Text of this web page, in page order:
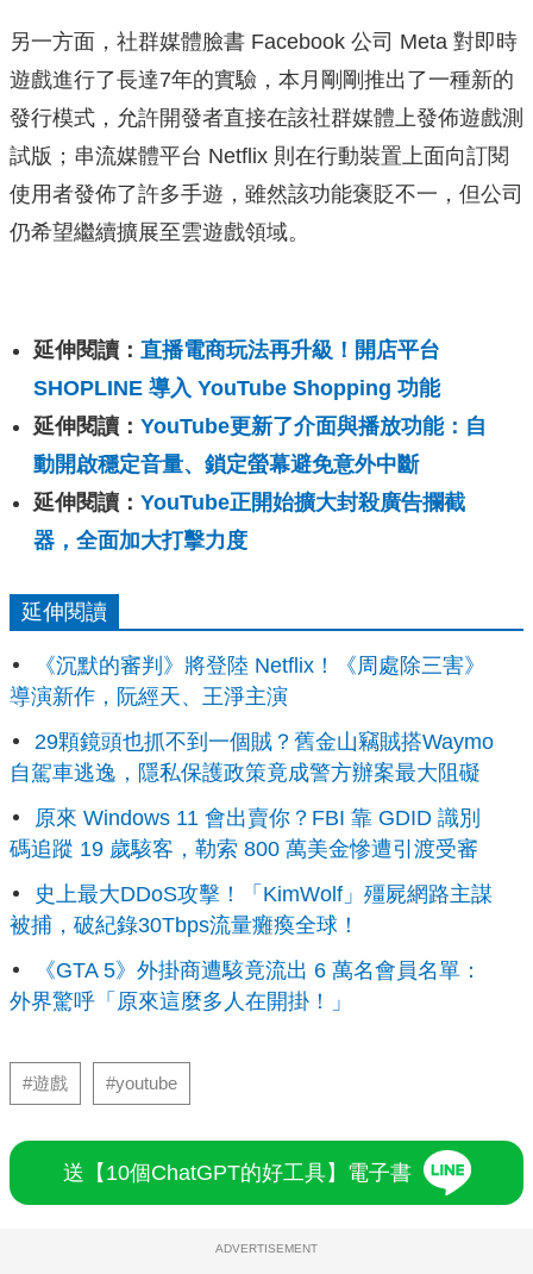
另一方面，社群媒體臉書 Facebook 公司 Meta 對即時
遊戲進行了長達7年的實驗，本月剛剛推出了一種新的
發行模式，允許開發者直接在該社群媒體上發佈遊戲測
試版；串流媒體平台 Netflix 則在行動裝置上面向訂閱
使用者發佈了許多手遊，雖然該功能褒貶不一，但公司
仍希望繼續擴展至雲遊戲領域。
延伸閱讀： 直播電商玩法再升級！開店平台
SHOPLINE 導入 YouTube Shopping 功能
延伸閱讀： YouTube更新了介面與播放功能：自
動開啟穩定音量、鎖定螢幕避免意外中斷
延伸閱讀： YouTube正開始擴大封殺廣告攔截
器，全面加大打擊力度
延伸閱讀
《沉默的審判》將登陸 Netflix！《周處除三害》
導演新作，阮經天、王淨主演
29顆鏡頭也抓不到一個賊？舊金山竊賊搭Waymo
自駕車逃逸，隱私保護政策竟成警方辦案最大阻礙
原來 Windows 11 會出賣你？FBI 靠 GDID 識別
碼追蹤 19 歲駭客，勒索 800 萬美金慘遭引渡受審
史上最大DDoS攻擊！「KimWolf」殭屍網路主謀
被捕，破紀錄30Tbps流量癱瘓全球！
《GTA 5》外掛商遭駭竟流出 6 萬名會員名單：
外界驚呼「原來這麼多人在開掛！」
#遊戲 #youtube
送【10個ChatGPT的好工具】電子書
ADVERTISEMENT